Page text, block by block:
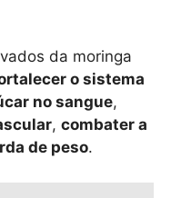
da moringa
o sistema
no sangue,
, combater a
de peso.